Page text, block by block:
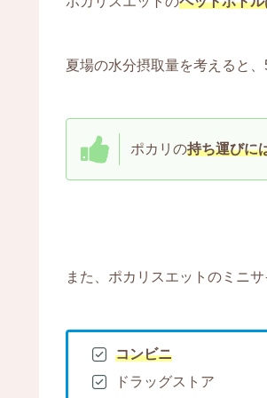
夏場の水分摂取量を考えると
ポカリの持ち運びに
また、ポカリスエットのミニサ
コンビニ
ドラッグストア